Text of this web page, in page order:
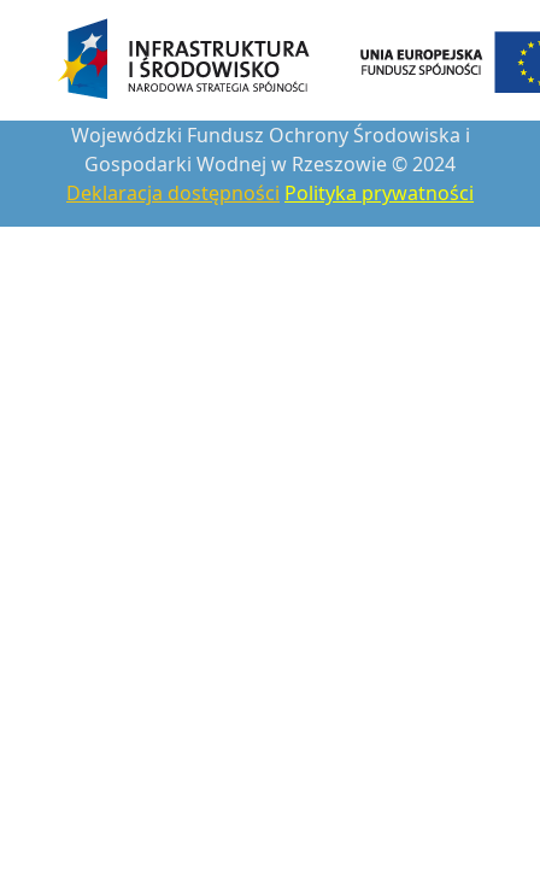
Wojewódzki Fundusz Ochrony Środowiska i
Gospodarki Wodnej w Rzeszowie © 2024
Deklaracja dostępności Polityka prywatności